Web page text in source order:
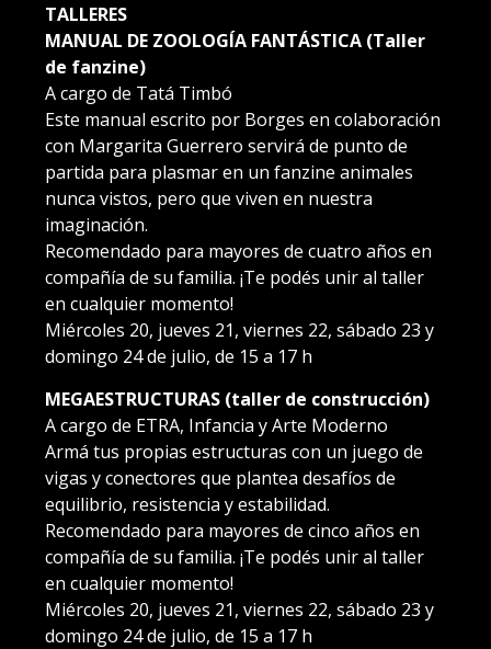
TALLERES
MANUAL DE ZOOLOGÍA FANTÁSTICA (Taller
de fanzine)
A cargo de Tatá Timbó
Este manual escrito por Borges en colaboración
con Margarita Guerrero servirá de punto de
partida para plasmar en un fanzine animales
nunca vistos, pero que viven en nuestra
imaginación.
Recomendado para mayores de cuatro años en
compañía de su familia. ¡Te podés unir al taller
en cualquier momento!
Miércoles 20, jueves 21, viernes 22, sábado 23 y
domingo 24 de julio, de 15 a 17 h
MEGAESTRUCTURAS (taller de construcción)
A cargo de ETRA, Infancia y Arte Moderno
Armá tus propias estructuras con un juego de
vigas y conectores que plantea desafíos de
equilibrio, resistencia y estabilidad.
Recomendado para mayores de cinco años en
compañía de su familia. ¡Te podés unir al taller
en cualquier momento!
Miércoles 20, jueves 21, viernes 22, sábado 23 y
domingo 24 de julio, de 15 a 17 h